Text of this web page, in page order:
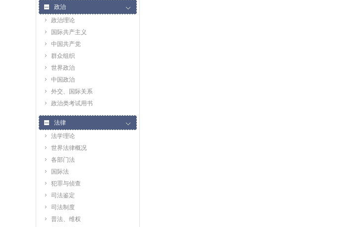
政治
政治理论
国际共产主义
中国共产党
群众组织
世界政治
中国政治
外交、国际关系
政治类考试用书
法律
法学理论
世界法律概况
各部门法
国际法
犯罪与侦查
司法鉴定
司法制度
普法、维权